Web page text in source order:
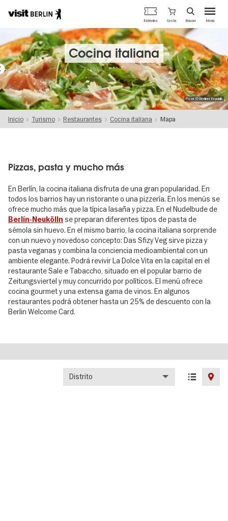
contenido
principal
Portal
de
turismo
de
Berlín
Menú
Entradas Cesta Buscar
Cocina italiana
Pizza © Berliner Republik
Inicio Turismo Restaurantes Cocina italiana Mapa
Pizzas, pasta y mucho más
En Berlín, la cocina italiana disfruta de una gran popularidad. En
todos los barrios hay un ristorante o una pizzería. En los menús se
ofrece mucho más que la típica lasaña y pizza. En el Nudelbude de
Berlín-Neukölln se preparan diferentes tipos de pasta de
sémola sin huevo. En el mismo barrio, la cocina italiana sorprende
con un nuevo y novedoso concepto: Das Sfizy Veg sirve pizza y
pasta veganas y combina la conciencia medioambiental con un
ambiente elegante. Podrá revivir La Dolce Vita en la capital en el
restaurante Sale e Tabaccho, situado en el popular barrio de
Zeitungsviertel y muy concurrido por políticos. El menú ofrece
cocina gourmet y una extensa gama de vinos. En algunos
restaurantes podrá obtener hasta un 25% de descuento con la
Berlin Welcome Card.
List
view
Map
view